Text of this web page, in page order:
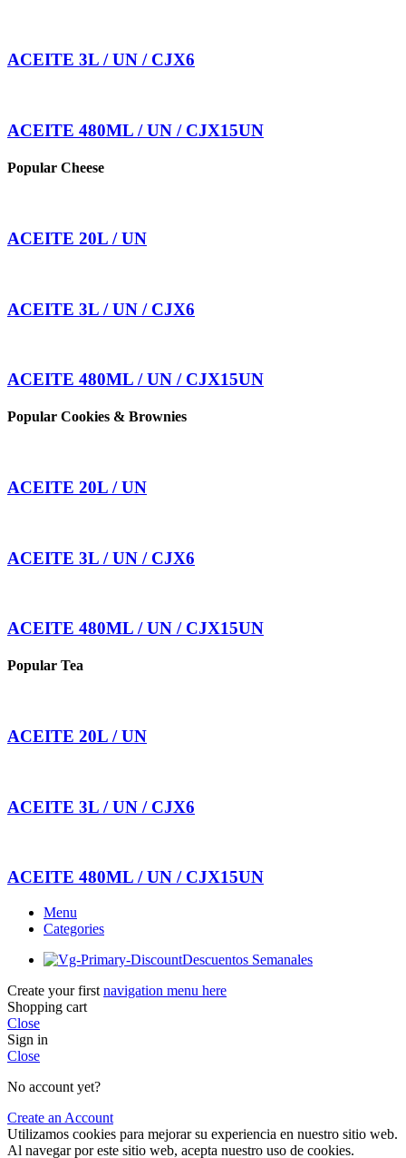
ACEITE 3L / UN / CJX6
ACEITE 480ML / UN / CJX15UN
Popular Cheese
ACEITE 20L / UN
ACEITE 3L / UN / CJX6
ACEITE 480ML / UN / CJX15UN
Popular Cookies & Brownies
ACEITE 20L / UN
ACEITE 3L / UN / CJX6
ACEITE 480ML / UN / CJX15UN
Popular Tea
ACEITE 20L / UN
ACEITE 3L / UN / CJX6
ACEITE 480ML / UN / CJX15UN
Menu
Categories
Descuentos Semanales
Create your first navigation menu here
Shopping cart
Close
Sign in
Close
No account yet?
Create an Account
Utilizamos cookies para mejorar su experiencia en nuestro sitio web.
Al navegar por este sitio web, acepta nuestro uso de cookies.